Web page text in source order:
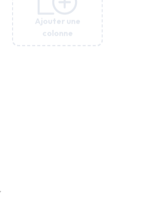
Ajouter une
colonne
Ajouter une
colonne
Ajouter une
colonne
Ajouter une
colonne
Ajouter une
colonne
Ajouter une
colonne